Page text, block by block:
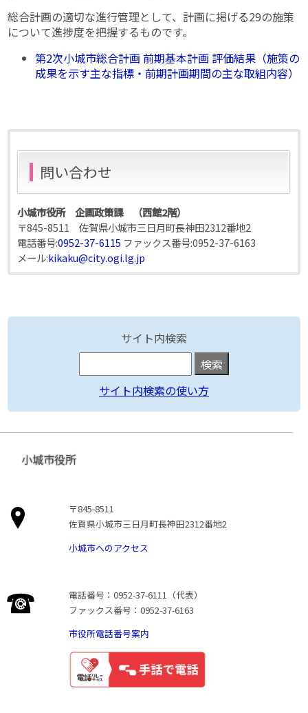
総合計画の適切な進行管理として、計画に掲げる29の施策
について進捗度を把握するものです。
第2次小城市総合計画 前期基本計画 評価結果（施策の
成果を示す主な指標・前期計画期間の主な取組内容）
問い合わせ
小城市役所 企画政策課 （西館2階）
〒845-8511 佐賀県小城市三日月町長神田2312番地2
電話番号:0952-37-6115 ファックス番号:0952-37-6163
メール:kikaku@city.ogi.lg.jp
サイト内検索
サイト内検索の使い方
小城市役所
〒845-8511
佐賀県小城市三日月町長神田2312番地2
小城市へのアクセス
電話番号：0952-37-6111（代表）
ファックス番号：0952-37-6163
市役所電話番号案内